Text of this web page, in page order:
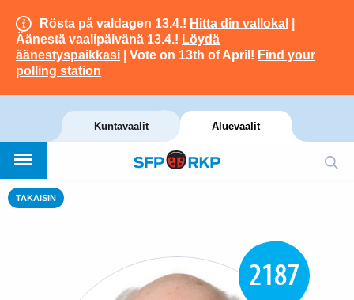
Rösta på valdagen 13.4.! Hitta din vallokal
Äänestä vaalipäivänä 13.4.! Löydä
äänestyspaikkasi | Vote on 13th of April! Find your
polling station
Kuntavaalit Aluevaalit
TAKAISIN
2187